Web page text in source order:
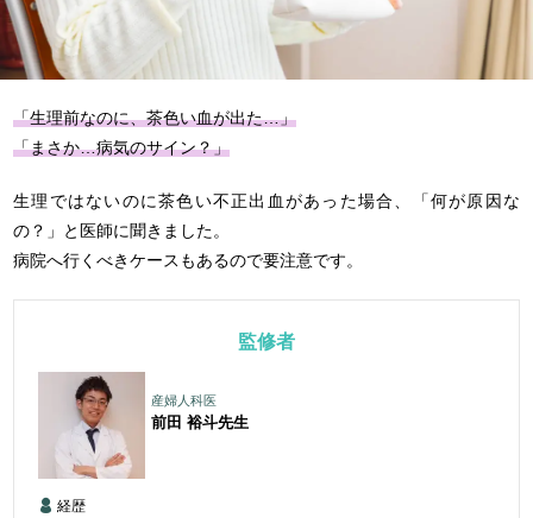
「生理前なのに、茶色い血が出た…」
「まさか…病気のサイン？」
生理ではないのに茶色い不正出血があった場合、「何が原因な
の？」と医師に聞きました。
病院へ行くべきケースもあるので要注意です。
監修者
産婦人科医
前田 裕斗先生
経歴